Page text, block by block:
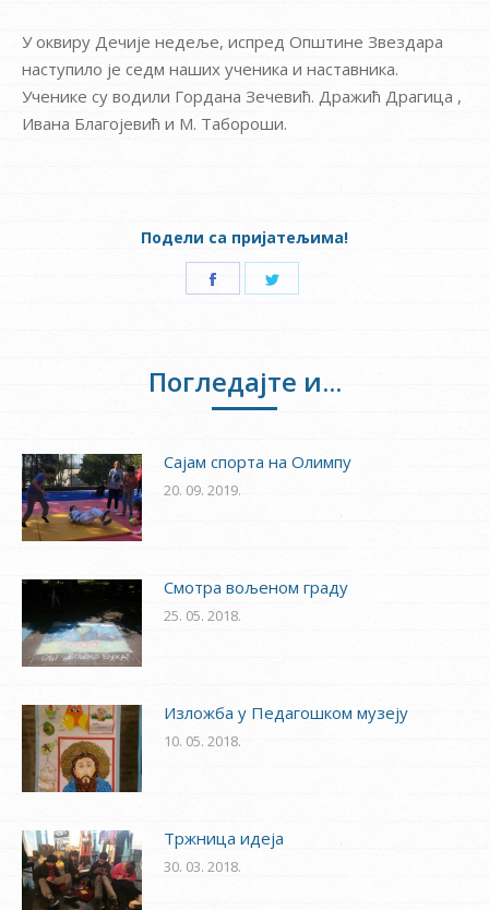
У оквиру Дечије недеље, испред Општине Звездара
наступило је седм наших ученика и наставника.
Ученике су водили Гордана Зечевић. Дражић Драгица ,
Ивана Благојевић и М. Табороши.
Подели са пријатељима!
Share
Погледајте и...
Сајам спорта на Олимпу
20. 09. 2019.
Смотра вољеном граду
25. 05. 2018.
Изложба у Педагошком музеју
10. 05. 2018.
Тржница идеја
30. 03. 2018.